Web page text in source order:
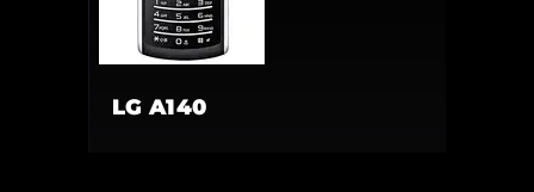
LG A140